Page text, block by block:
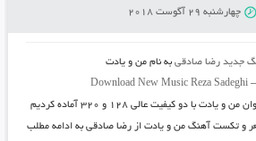
چهارشنبه 29 آگوست 2018
جدید رضا صادقی به ناممن و یادت
Download New Music Reza Sadeghi
من و یادتبا دو کیفیت عالی ۱۲۸ و ۳۲۰ آماده کردیم
و تکست آهنگ من و یادت از رضا صادقی به ادامه مطلب